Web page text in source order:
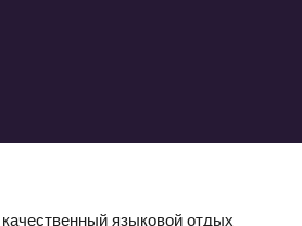
языковой отдых